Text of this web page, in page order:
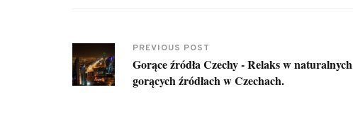
PREVIOUS POST
Gorące źródła Czechy - Relaks w naturalnych
gorących źródłach w Czechach.